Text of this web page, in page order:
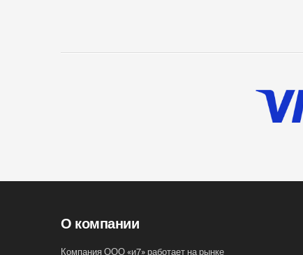
О компании
Компания ООО «и7» работает на рынке